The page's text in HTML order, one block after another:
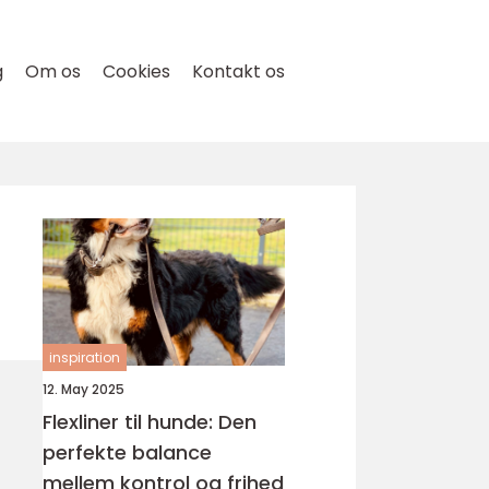
Om os Cookies Kontakt os
inspiration
12. May 2025
Flexliner til hunde: Den
perfekte balance
mellem kontrol og frihed